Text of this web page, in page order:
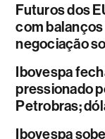
Futuros dos
com balanços
negociação
Ibovespa
pressionado
Petrobras;
Ibovespa